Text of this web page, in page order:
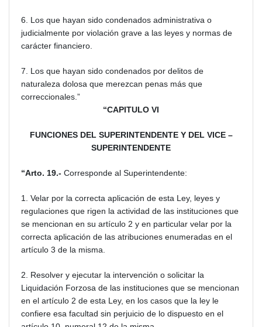
6. Los que hayan sido condenados administrativa o
judicialmente por violación grave a las leyes y normas de
carácter financiero.
7. Los que hayan sido condenados por delitos de
naturaleza dolosa que merezcan penas más que
correccionales.”
“CAPITULO VI
FUNCIONES DEL SUPERINTENDENTE Y DEL VICE –
SUPERINTENDENTE
“Arto. 19.- Corresponde al Superintendente:
1. Velar por la correcta aplicación de esta Ley, leyes y
regulaciones que rigen la actividad de las instituciones que
se mencionan en su artículo 2 y en particular velar por la
correcta aplicación de las atribuciones enumeradas en el
artículo 3 de la misma.
2. Resolver y ejecutar la intervención o solicitar la
Liquidación Forzosa de las instituciones que se mencionan
en el artículo 2 de esta Ley, en los casos que la ley le
confiere esa facultad sin perjuicio de lo dispuesto en el